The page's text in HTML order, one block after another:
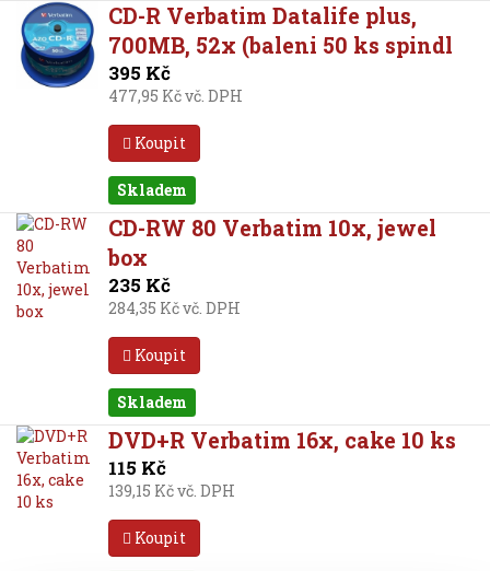
CD-R Verbatim Datalife plus,
700MB, 52x (baleni 50 ks spindl
395 Kč
477,95 Kč vč. DPH
Koupit
Skladem
CD-RW 80 Verbatim 10x, jewel
box
235 Kč
284,35 Kč vč. DPH
Koupit
Skladem
DVD+R Verbatim 16x, cake 10 ks
115 Kč
139,15 Kč vč. DPH
Koupit